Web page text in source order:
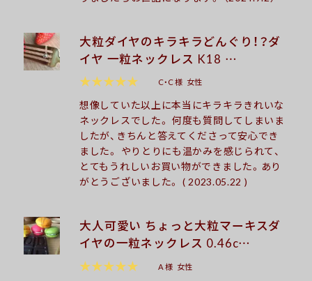
大粒ダイヤのキラキラどんぐり！？ダ
イヤ 一粒ネックレス K18 …
★★★★★
C・C 様 女性
想像していた以上に本当にキラキラきれいな
ネックレスでした。 何度も質問してしまいま
したが、きちんと答えてくださって安心でき
ました。 やりとりにも温かみを感じられて、
とてもうれしいお買い物ができました。あり
がとうございました。 ( 2023.05.22 )
大人可愛い ちょっと大粒マーキスダ
イヤの一粒ネックレス 0.46c…
★★★★★
A 様 女性